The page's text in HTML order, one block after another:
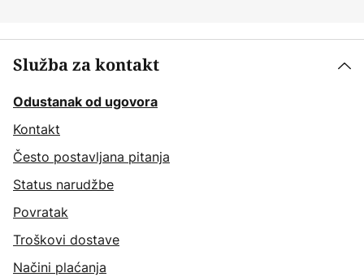
Služba za kontakt
Odustanak od ugovora
Kontakt
Često postavljana pitanja
Status narudžbe
Povratak
Troškovi dostave
Načini plaćanja